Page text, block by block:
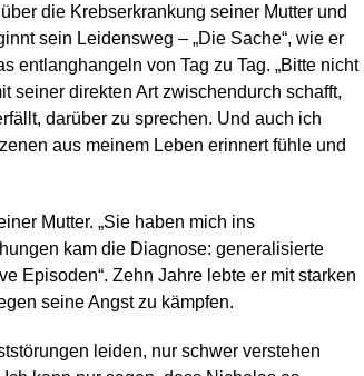
die Krebserkrankung seiner Mutter und
sein Leidensweg – „Die Sache“, wie er
entlanghangeln von Tag zu Tag. „Bitte nicht
seiner direkten Art zwischendurch schafft,
darüber zu sprechen. Und auch ich
aus meinem Leben erinnert fühle und
Mutter. „Sie haben mich ins
kam die Diagnose: generalisierte
Episoden“. Zehn Jahre lebte er mit starken
seine Angst zu kämpfen.
leiden, nur schwer verstehen